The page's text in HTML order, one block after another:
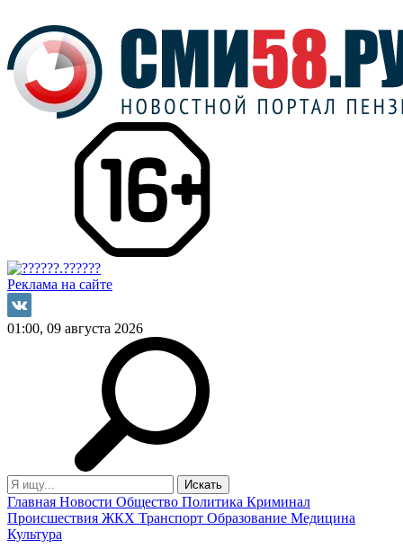
Реклама на сайте
01:00, 09 августа 2026
Главная Новости Общество Политика Криминал
Происшествия ЖКХ Транспорт Образование Медицина
Культура